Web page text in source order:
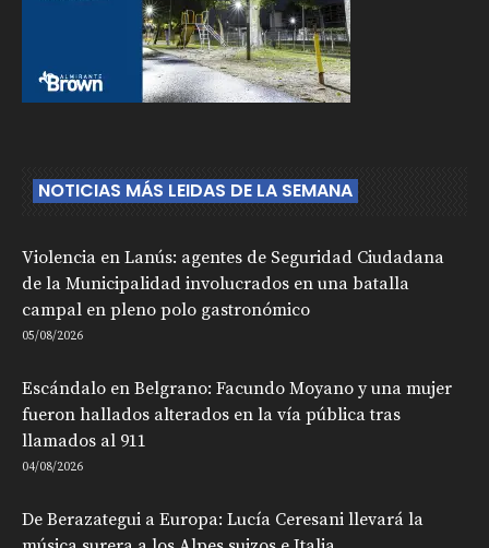
NOTICIAS MÁS LEIDAS DE LA SEMANA
Violencia en Lanús: agentes de Seguridad Ciudadana
de la Municipalidad involucrados en una batalla
campal en pleno polo gastronómico
05/08/2026
Escándalo en Belgrano: Facundo Moyano y una mujer
fueron hallados alterados en la vía pública tras
llamados al 911
04/08/2026
De Berazategui a Europa: Lucía Ceresani llevará la